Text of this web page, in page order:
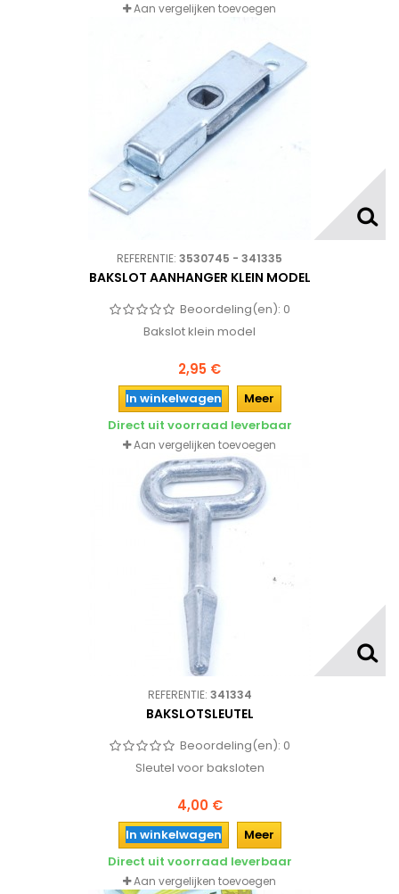
Aan vergelijken toevoegen
REFERENTIE: 3530745 - 341335
BAKSLOT AANHANGER KLEIN MODEL
Beoordeling(en): 0
Bakslot klein model
2,95 €
In winkelwagen
Meer
Direct uit voorraad leverbaar
Aan vergelijken toevoegen
REFERENTIE: 341334
BAKSLOTSLEUTEL
Beoordeling(en): 0
Sleutel voor baksloten
4,00 €
In winkelwagen
Meer
Direct uit voorraad leverbaar
Aan vergelijken toevoegen